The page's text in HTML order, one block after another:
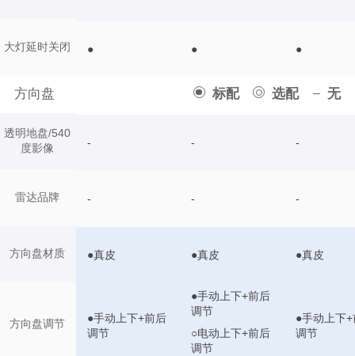
大灯延时关闭
方向盘 标配 选配 无
透明地盘/540
度影像
雷达品牌
方向盘材质
方向盘调节
● ● ●
- - -
- - -
●真皮 ●真皮 ●真皮
●手动上下+前后
调节
●手动上下+前后
调节
○电动上下+前后
调节
●手动上下
调节